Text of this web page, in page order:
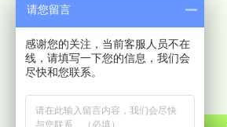
请您留言
感谢您的关注，当前客服人员不在
线，请填写一下您的信息，我们会
尽快和您联系。